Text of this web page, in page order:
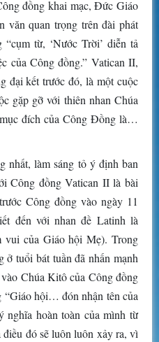
đồng khai mạc, Đức Giáo
văn quan trọng trên đài phát
từ, ‘Nước Trời’ diễn tả
của Công đồng.” Vatican II,
đại kết trước đó, là một cuộc
gặp gỡ với thiên nhan Chúa
đích của Công Đồng là…
nhất, làm sáng tỏ ý định ban
Công đồng Vatican II là bài
Công đồng vào ngày 11
đến với nhan đề Latinh là
vui của Giáo hội Mẹ). Trong
ở tuổi bát tuần đã nhấn mạnh
Chúa Kitô của Công đồng
“Giáo hội… đón nhận tên của
nghĩa hoàn toàn của mình từ
đó sẽ luôn luôn xảy ra, vì